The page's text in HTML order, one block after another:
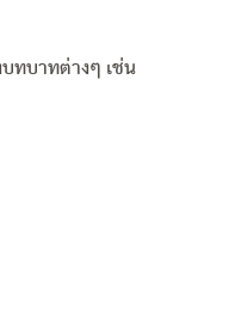
บทบาทต่างๆ เช่น